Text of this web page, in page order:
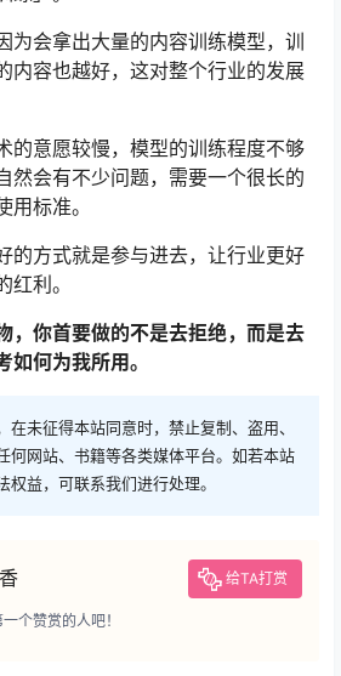
为会拿出大量的内容训练模型，训
内容也越好，这对整个行业的发展
的意愿较慢，模型的训练程度不够
然会有不少问题，需要一个很长的
标准。
的方式就是参与进去，让行业更好
利。
，你首要做的不是去拒绝，而是去
何为我所用。
在未征得本站同意时，禁止复制、盗用、
何网站、书籍等各类媒体平台。如若本站
权益，可联系我们进行处理。
给TA打赏
个赞赏的人吧！